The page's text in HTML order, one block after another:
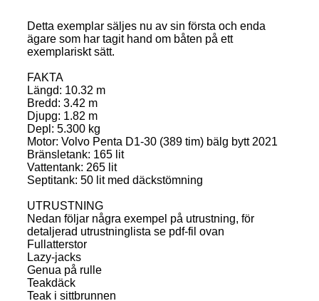
Detta exemplar säljes nu av sin första och enda
ägare som har tagit hand om båten på ett
exemplariskt sätt.
FAKTA
Längd: 10.32 m
Bredd: 3.42 m
Djupg: 1.82 m
Depl: 5.300 kg
Motor: Volvo Penta D1-30 (389 tim) bälg bytt 2021
Bränsletank: 165 lit
Vattentank: 265 lit
Septitank: 50 lit med däckstömning
UTRUSTNING
Nedan följar några exempel på utrustning, för
detaljerad utrustninglista se pdf-fil ovan
Fullatterstor
Lazy-jacks
Genua på rulle
Teakdäck
Teak i sittbrunnen